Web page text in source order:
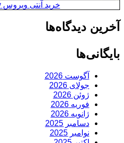
خرید آنتی ویروس Kaspersky
آخرین دیدگاه‌ها
بایگانی‌ها
آگوست 2026
جولای 2026
ژوئن 2026
فوریه 2026
ژانویه 2026
دسامبر 2025
نوامبر 2025